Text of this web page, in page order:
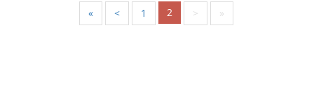
« < 1 2 > »